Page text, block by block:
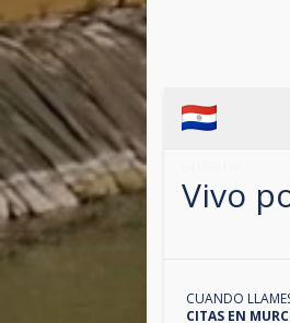
Vivo
CUANDO
CITAS EN